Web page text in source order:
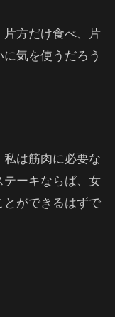
片方だけ食べ、片
気を使うだろう
は筋肉に必要な
ーキならば、女
ができるはずで